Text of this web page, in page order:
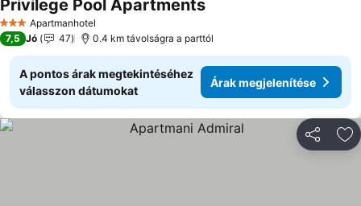
3 KategóriaApartmanhotel
Privilege Pool ApartmentsÁrak megjelenítése
7,5 Jó 47 0.4 km távolságra a parttól
A pontos árak megtekintéséhez
válasszon dátumokat
Árak megjelenítése